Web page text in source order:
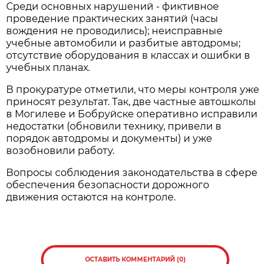
Среди основных нарушений - фиктивное
проведение практических занятий (часы
вождения не проводились); неисправные
учебные автомобили и разбитые автодромы;
отсутствие оборудования в классах и ошибки в
учебных планах.
В прокуратуре отметили, что меры контроля уже
приносят результат. Так, две частные автошколы
в Могилеве и Бобруйске оперативно исправили
недостатки (обновили технику, привели в
порядок автодромы и документы) и уже
возобновили работу.
Вопросы соблюдения законодательства в сфере
обеспечения безопасности дорожного
движения остаются на контроле.
ОСТАВИТЬ КОММЕНТАРИЙ (0)